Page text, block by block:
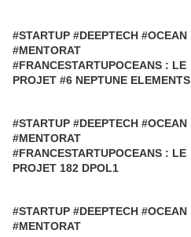
#STARTUP #DEEPTECH #OCEAN
#MENTORAT
#FRANCESTARTUPOCEANS : LE
PROJET #6 NEPTUNE ELEMENTS
#STARTUP #DEEPTECH #OCEAN
#MENTORAT
#FRANCESTARTUPOCEANS : LE
PROJET 182 DPOL1
#STARTUP #DEEPTECH #OCEAN
#MENTORAT